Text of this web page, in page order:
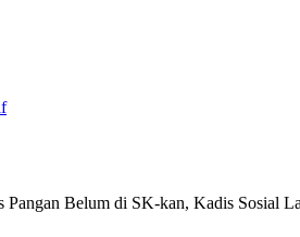
Pangan Belum di SK-kan, Kadis Sosial